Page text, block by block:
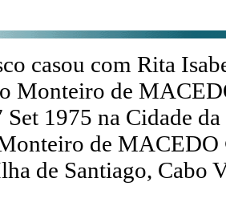
casou com Rita
Monteiro de
1975 na Cidade
de MACEDO
de Santiago, Cabo